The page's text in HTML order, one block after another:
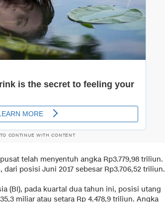
CONTINUE WITH CONTENT
telah menyentuh angka Rp3.779,98 triliun.
posisi Juni 2017 sebesar Rp3.706,52 triliun.
(BI), pada kuartal dua tahun ini, posisi utang
miliar atau setara Rp 4.478,9 triliun. Angka